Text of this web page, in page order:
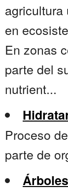
agricultura
en
En zonas
parte del
nutrient...
Proceso
parte de